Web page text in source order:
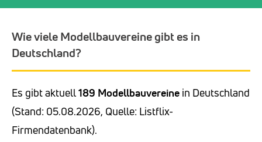
Wie viele Modellbauvereine gibt es in
Deutschland?
Es gibt aktuell189 Modellbauvereine in Deutschland
(Stand: 05.08.2026, Quelle: Listflix-
Firmendatenbank).